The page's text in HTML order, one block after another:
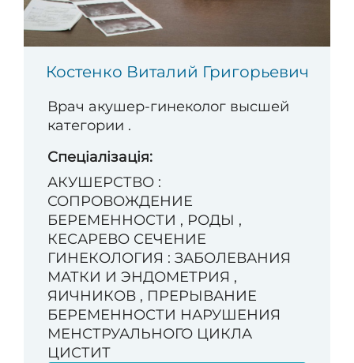
Костенко Виталий Григорьевич
Врач акушер-гинеколог высшей
категории .
Спеціалізація:
АКУШЕРСТВО :
СОПРОВОЖДЕНИЕ
БЕРЕМЕННОСТИ , РОДЫ ,
КЕСАРЕВО СЕЧЕНИЕ
ГИНЕКОЛОГИЯ : ЗАБОЛЕВАНИЯ
МАТКИ И ЭНДОМЕТРИЯ ,
ЯИЧНИКОВ , ПРЕРЫВАНИЕ
БЕРЕМЕННОСТИ НАРУШЕНИЯ
МЕНСТРУАЛЬНОГО ЦИКЛА
ЦИСТИТ